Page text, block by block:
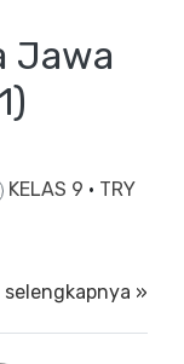
Jawa
KELAS 9 · TRY
selengkapnya »